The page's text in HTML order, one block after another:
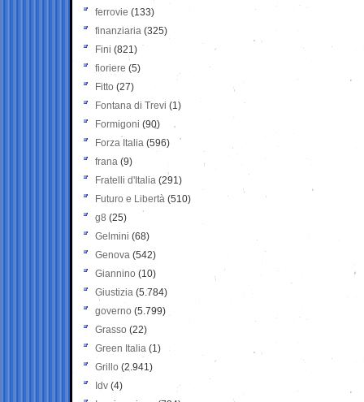
ferrovie (133)
finanziaria (325)
Fini (821)
fioriere (5)
Fitto (27)
Fontana di Trevi (1)
Formigoni (90)
Forza Italia (596)
frana (9)
Fratelli d'Italia (291)
Futuro e Libertà (510)
g8 (25)
Gelmini (68)
Genova (542)
Giannino (10)
Giustizia (5.784)
governo (5.799)
Grasso (22)
Green Italia (1)
Grillo (2.941)
Idv (4)